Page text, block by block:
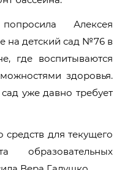
Алексея
на детский сад №76 в
где воспитываются
здоровья.
уже давно требует
для текущего
образовательных